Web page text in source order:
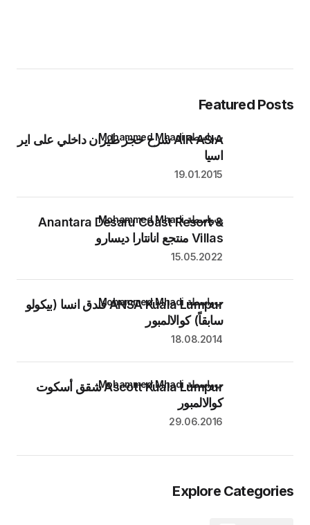
Featured
AIR ASIA شرح حجز طيران داخلي على اير
بواسطة Mohammed Mhadi
19.01.2015
Anantara Desaru Coast Resort &
Villas منتجع انانتارا ديسارو
بواسطة Mohammed Mhadi
15.05.2022
ANSA Kuala Lumpur فندق انسا (بيكولو
سابقاً) كوالالمبور
بواسطة Mohammed Mhadi
18.08.2014
Ascott Kuala Lumpur شقق أسكوت
كوالالمبور
بواسطة Mohammed Mhadi
29.06.2016
Explore